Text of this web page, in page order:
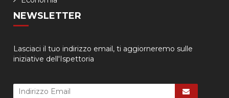
NEWSLETTER
Lasciaci il tuo indirizzo email, ti aggiorneremo sulle
iniziative dell'Ispettoria